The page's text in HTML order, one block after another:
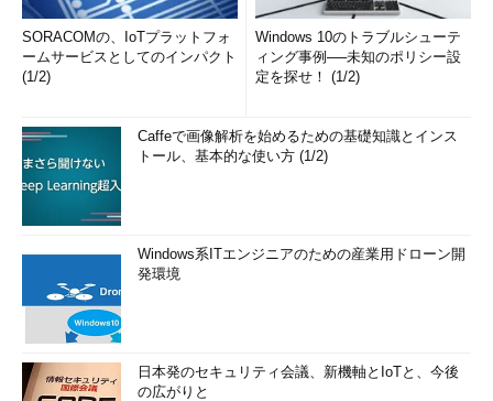
SORACOMの、IoTプラットフォ
ームサービスとしてのインパクト
(1/2)
Windows 10のトラブルシューテ
ィング事例──未知のポリシー設
定を探せ！ (1/2)
Caffeで画像解析を始めるための基礎知識とインス
トール、基本的な使い方 (1/2)
Windows系ITエンジニアのための産業用ドローン開
発環境
日本発のセキュリティ会議、新機軸とIoTと、今後
の広がりと